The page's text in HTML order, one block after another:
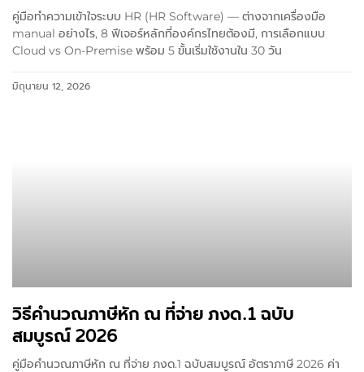
คู่มือทำความเข้าใจระบบ HR (HR Software) — ต่างจากเครื่องมือ
manual อย่างไร, 8 ฟีเจอร์หลักที่องค์กรไทยต้องมี, การเลือกแบบ
Cloud vs On-Premise พร้อม 5 ขั้นเริ่มใช้งานใน 30 วัน
มิถุนายน 12, 2026
วิธีคำนวณภาษีหัก ณ ที่จ่าย ภงด.1 ฉบับ
สมบูรณ์ 2026
คู่มือคำนวณภาษีหัก ณ ที่จ่าย ภงด.1 ฉบับสมบูรณ์ อัตราภาษี 2026 ค่า